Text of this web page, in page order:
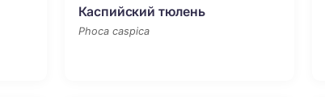
Каспийский тюлень
Phoca caspica